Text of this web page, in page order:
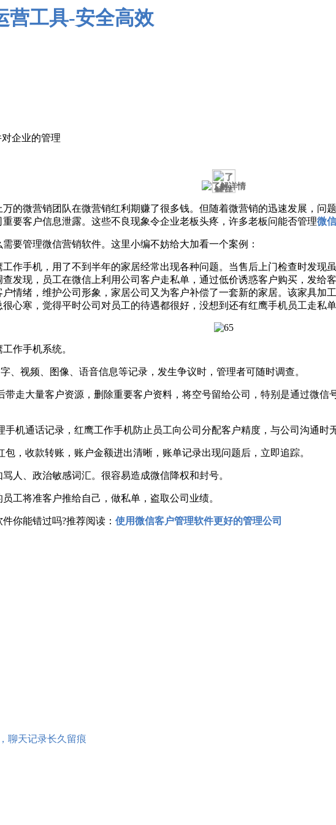
企业的管理
微营销团队在微营销红利期赚了很多钱。但随着微营销的迅速发展，问
要客户信息泄露。这些不良现象令企业老板头疼，许多老板问能否管理微
管理微信营销软件。这里小编不妨给大加看一个案例：
手机，用了不到半年的家居经常出现各种问题。当售后上门检查时发现
发现，员工在微信上利用公司客户走私单，通过低价诱惑客户购买，发给
情绪，维护公司形象，家居公司又为客户补偿了一套新的家居。该家具加
心寒，觉得平时公司对员工的待遇都很好，没想到还有红鹰手机员工走私
作手机系统。
视频、图像、语音信息等记录，发生争议时，管理者可随时调查。
大量客户资源，删除重要客户资料，将空号留给公司，特别是通过微信
通话记录，红鹰工作手机防止员工向公司分配客户精度，与公司沟通时
收款转账，账户金额进出清晰，账单记录出现问题后，立即追踪。
、政治敏感词汇。很容易造成微信降权和封号。
将准客户推给自己，做私单，盗取公司业绩。
能错过吗?推荐阅读： 使用微信客户管理软件更好的管理公司
聊天记录长久留痕